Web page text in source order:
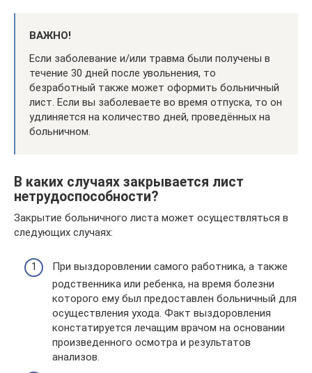
ВАЖНО!
Если заболевание и/или травма были получены в
течение 30 дней после увольнения, то
безработный также может оформить больничный
лист. Если вы заболеваете во время отпуска, то он
удлиняется на количество дней, проведённых на
больничном.
В каких случаях закрывается лист
нетрудоспособности?
Закрытие больничного листа может осуществляться в
следующих случаях:
При выздоровлении самого работника, а также
родственника или ребенка, на время болезни
которого ему был предоставлен больничный для
осуществления ухода. Факт выздоровления
констатируется лечащим врачом на основании
произведенного осмотра и результатов
анализов.